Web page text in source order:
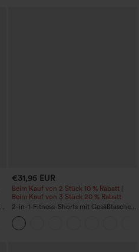
€31,95 EUR
Beim Kauf von 2 Stück 10 % Rabatt |
Beim Kauf von 3 Stück 20 % Rabatt
2-in-1-Fitness-Shorts mit Gesäßtasche
und seitlicher versteckter Tasche 6,3 cm